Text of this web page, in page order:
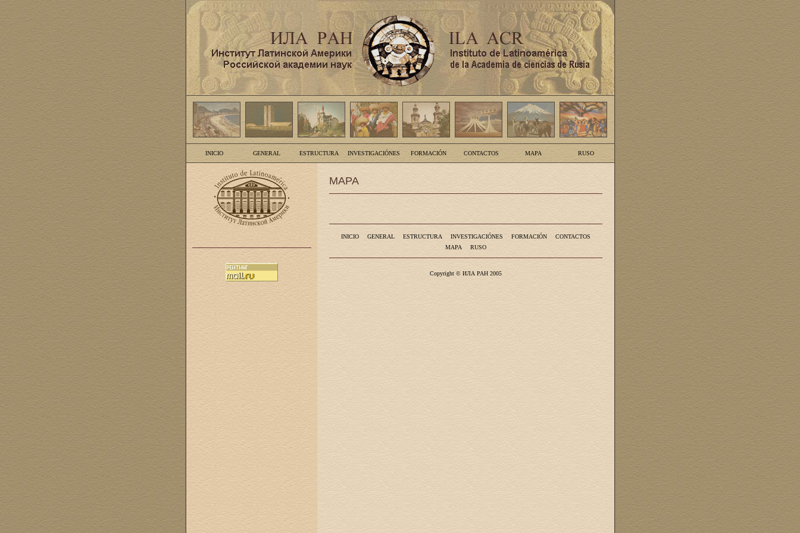
INICIO GENERAL ESTRUCTURA INVESTIGACIÓNES FORMACIÓN CONTACTOS MAPA RUSO
MAPA
INICIO GENERAL ESTRUCTURA INVESTIGACIÓNES FORMACIÓN
CONTACTOS
MAPA
RUSO
Copyright © ИЛА РАН 2005